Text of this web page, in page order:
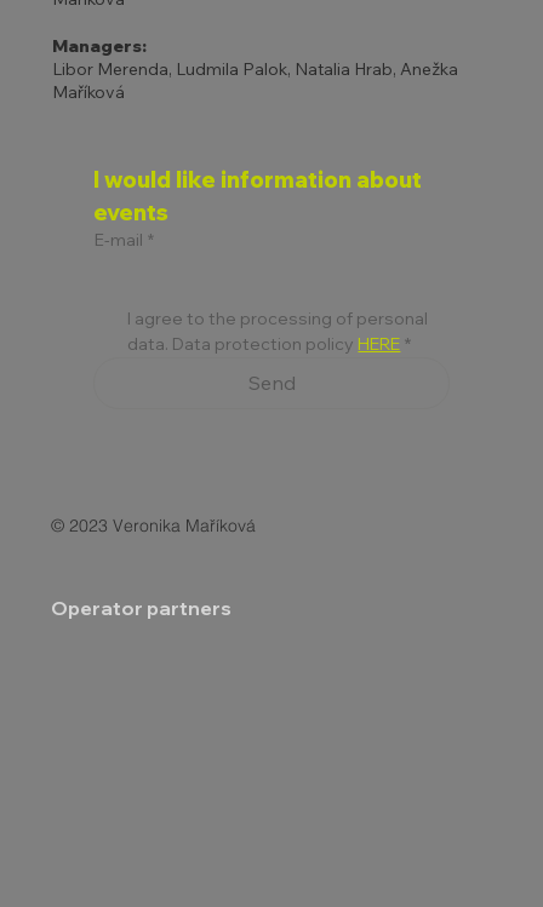
Managers:
Libor Merenda, Ludmila Palok, Natalia Hrab, Anežka
Maříková
I would like information about
events
E-mail *
I agree to the processing of personal
data. Data protection policy HERE *
Send
© 2023 Veronika Maříková
Operator partners